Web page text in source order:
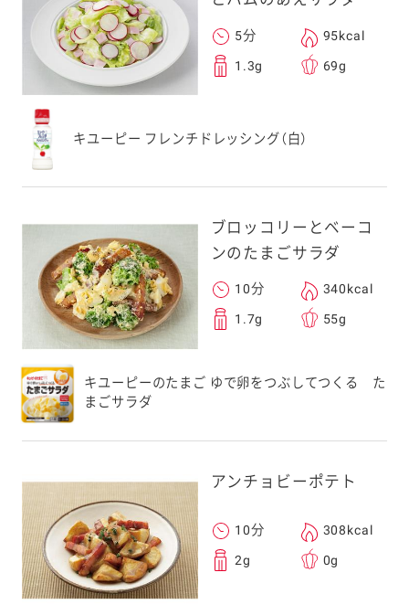
5分 95kcal
1.3g 69g
キユーピー フレンチドレッシング（白）
ブロッコリーとベーコ
ンのたまごサラダ
10分 340kcal
1.7g 55g
キユーピーのたまご ゆで卵をつぶしてつくる た
まごサラダ
アンチョビーポテト
10分 308kcal
2g 0g